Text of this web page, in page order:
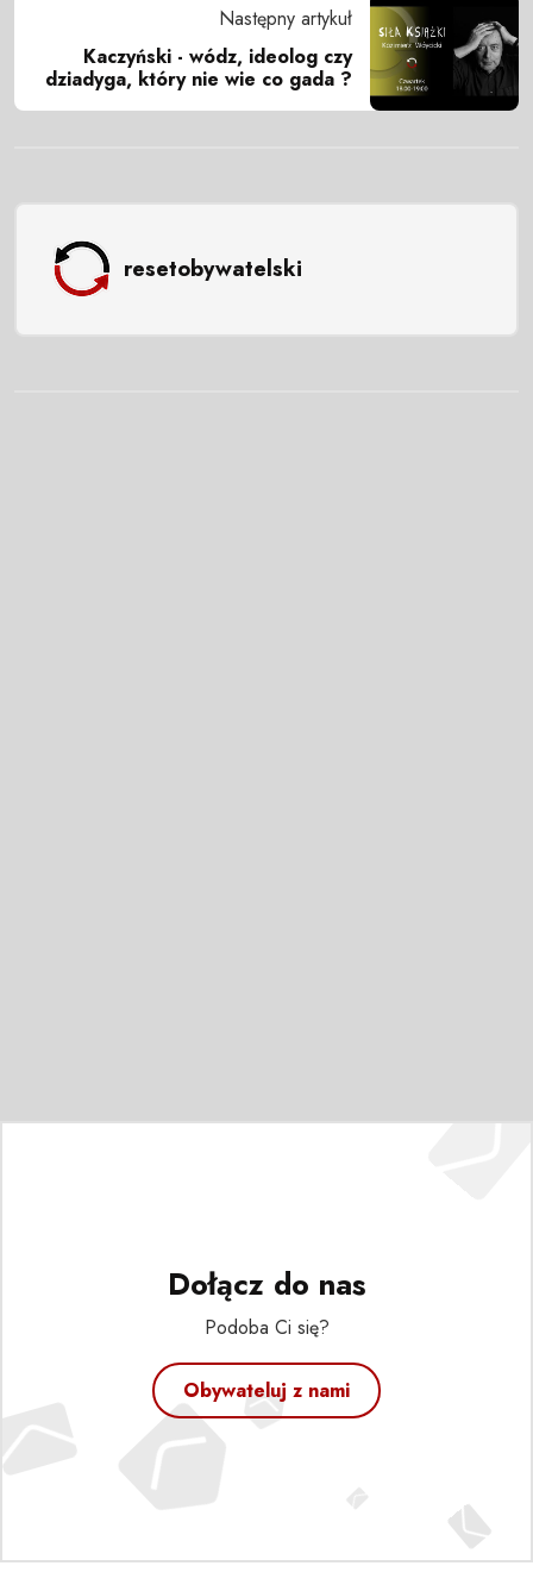
Następny artykuł
Kaczyński - wódz, ideolog czy
dziadyga, który nie wie co gada ?
resetobywatelski
Dołącz do nas
Podoba Ci się?
Obywateluj z nami